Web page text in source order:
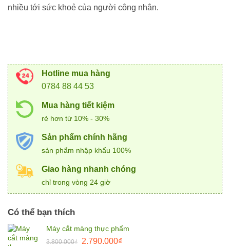
nhiều tới sức khoẻ của người công nhân.
Hotline mua hàng
0784 88 44 53
Mua hàng tiết kiệm
rẻ hơn từ 10% - 30%
Sản phẩm chính hãng
sản phẩm nhập khẩu 100%
Giao hàng nhanh chóng
chỉ trong vòng 24 giờ
Có thể bạn thích
Máy cắt màng thực phẩm
3.800.000₫
Giá
2.790.000₫Giá